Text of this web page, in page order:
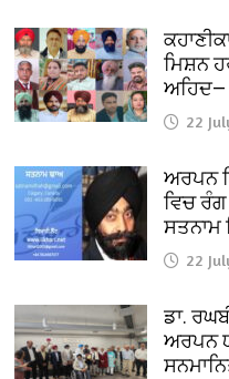
ਮਿਸ਼ਨ
ਅਹਿਦ—
22
ਅਰਪਨ
ਵਿਚ
ਸਤਨਾਮ
22
ਡਾ.
ਅਰਪਨ